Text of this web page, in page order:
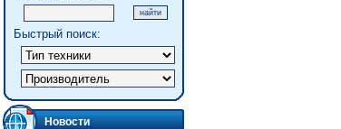
Быстрый поиск:
Новости